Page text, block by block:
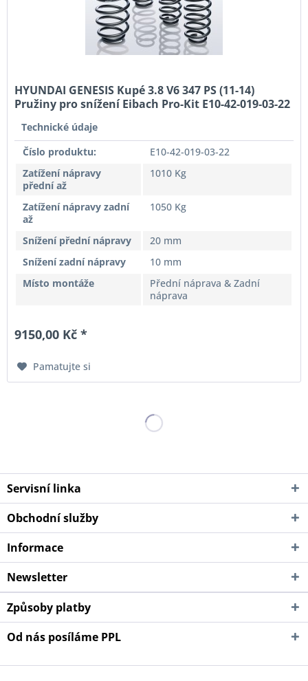
HYUNDAI GENESIS Kupé 3.8 V6 347 PS (11-14)
Pružiny pro snížení Eibach Pro-Kit E10-42-019-03-22
Technické údaje
Číslo produktu:
E10-42-019-03-22
Zatížení nápravy
přední až
1010 Kg
Zatížení nápravy zadní
až
1050 Kg
Snížení přední nápravy
20 mm
Snížení zadní nápravy
10 mm
Místo montáže
Přední náprava & Zadní
náprava
9150,00 Kč *
Pamatujte si
Servisní linka
Obchodní služby
Informace
Newsletter
Způsoby platby
Od nás posíláme PPL